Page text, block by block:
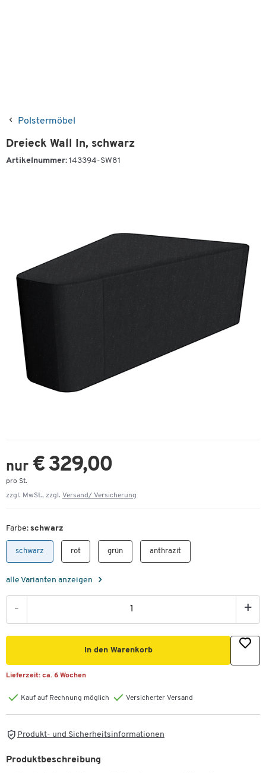
Polstermöbel
Dreieck Wall In, schwarz
Artikelnummer: 143394-SW81
nur € 329,00
pro St.
zzgl. MwSt., zzgl. Versand/ Versicherung
Farbe: schwarz
schwarz rot grün anthrazit
alle Varianten anzeigen
- +
In den Warenkorb
Lieferzeit: ca. 6 Wochen
Kauf auf Rechnung möglich Versicherter Versand
Produkt- und Sicherheitsinformationen
Produktbeschreibung